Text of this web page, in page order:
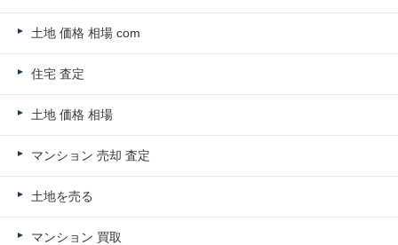
土地 価格 相場 com
住宅 査定
土地 価格 相場
マンション 売却 査定
土地を売る
マンション 買取